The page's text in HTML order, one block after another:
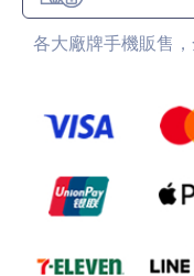
各大廠牌手機販售，